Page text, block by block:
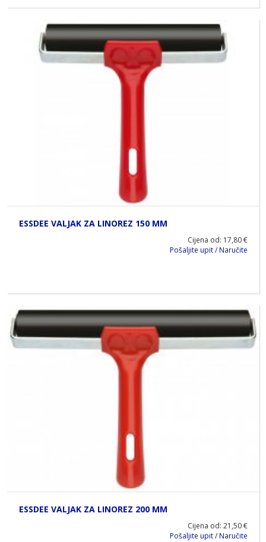
ESSDEE VALJAK ZA LINOREZ 150 MM
Cijena od: 17,80 €
Pošaljite upit / Naručite
ESSDEE VALJAK ZA LINOREZ 200 MM
Cijena od: 21,50 €
Pošaljite upit / Naručite